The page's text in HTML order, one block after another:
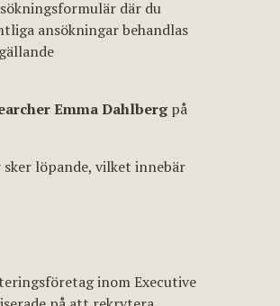
där du
ansökningar behandlas
Emma Dahlbergpå
löpande, vilket innebär
inom Executive